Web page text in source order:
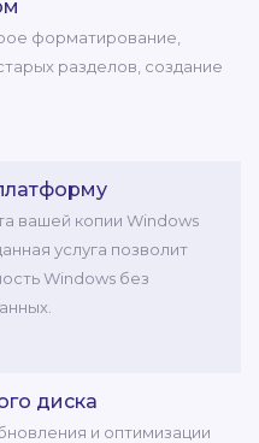
форматирование,
разделов, создание
вашей копии Windows
услуга позволит
Windows без
диска
и оптимизации